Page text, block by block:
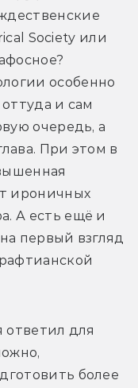
Society или
особенно
и сам
очередь, а
При этом в
ироничных
А есть ещё и
первый взгляд
ответил для
более